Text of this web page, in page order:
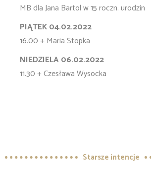
MB dla Jana Bartol w 15 roczn. urodzin
PIĄTEK 04.02.2022
16.00 + Maria Stopka
NIEDZIELA 06.02.2022
11.30 + Czesława Wysocka
Starsze intencje